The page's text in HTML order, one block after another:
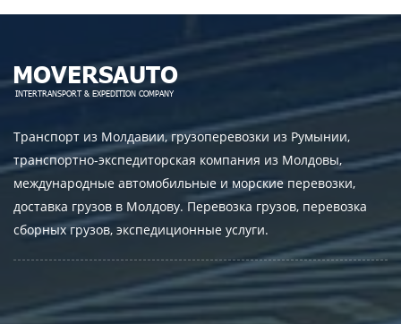
Транспорт из Молдавии, грузоперевозки из Румынии,
транспортно-экспедиторская компания из Молдовы,
международные автомобильные и морские перевозки,
доставка грузов в Молдову. Перевозка грузов, перевозка
сборных грузов, экспедиционные услуги.